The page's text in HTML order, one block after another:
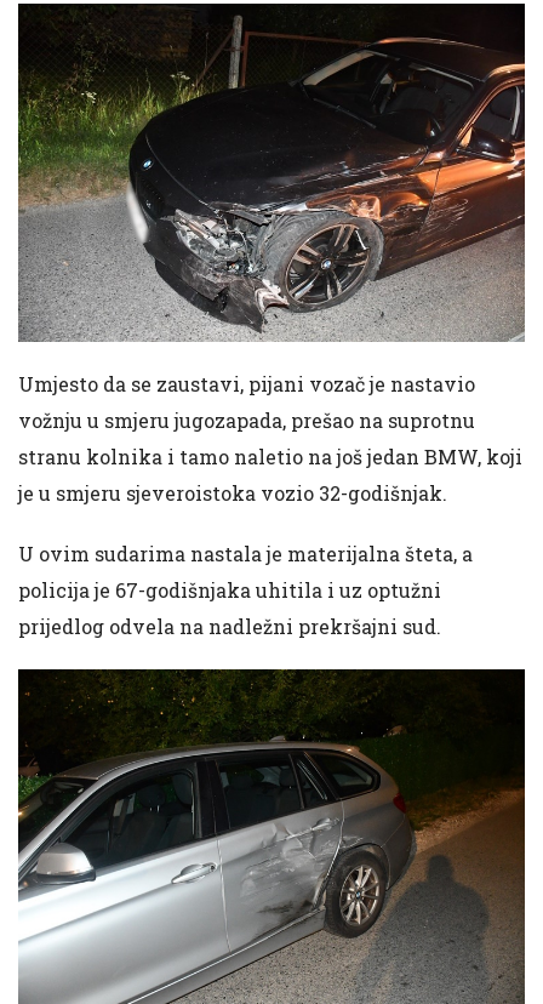
Umjesto da se zaustavi, pijani vozač je nastavio
vožnju u smjeru jugozapada, prešao na suprotnu
stranu kolnika i tamo naletio na još jedan BMW, koji
je u smjeru sjeveroistoka vozio 32-godišnjak.
​U ovim sudarima nastala je materijalna šteta, a
policija je 67-godišnjaka uhitila i uz optužni
prijedlog odvela na nadležni prekršajni sud.